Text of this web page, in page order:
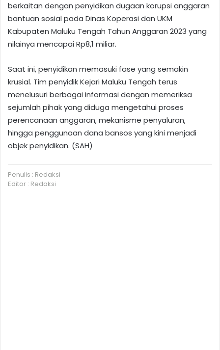
berkaitan dengan penyidikan dugaan korupsi anggaran
bantuan sosial pada Dinas Koperasi dan UKM
Kabupaten Maluku Tengah Tahun Anggaran 2023 yang
nilainya mencapai Rp8,1 miliar.
Saat ini, penyidikan memasuki fase yang semakin
krusial. Tim penyidik Kejari Maluku Tengah terus
menelusuri berbagai informasi dengan memeriksa
sejumlah pihak yang diduga mengetahui proses
perencanaan anggaran, mekanisme penyaluran,
hingga penggunaan dana bansos yang kini menjadi
objek penyidikan. (SAH)
Penulis : Redaksi
Editor : Redaksi